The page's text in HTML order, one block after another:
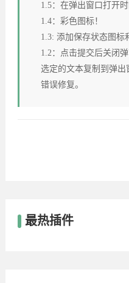
1.5：在弹出窗口打开
1.4：彩色图标！
1.3: 添加保存状态图标
1.2：点击提交后关闭弹
选定的文本复制到弹出
错误修复。
最热插件